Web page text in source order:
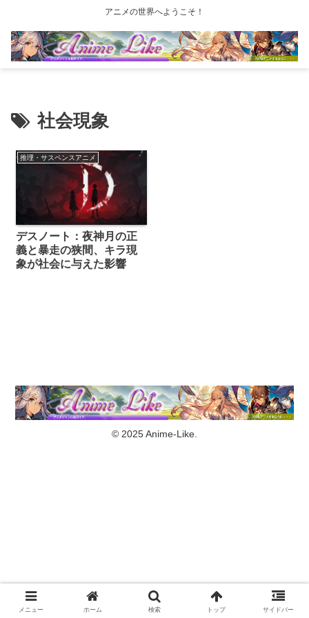
アニメの世界へようこそ！
社会現象
推理・サスペンスアニメ
デスノート：夜神月の正
義と暴走の狭間、キラ現
象が社会に与えた影響
© 2025 Anime-Like.
メニュー ホーム 検索 トップ サイドバー